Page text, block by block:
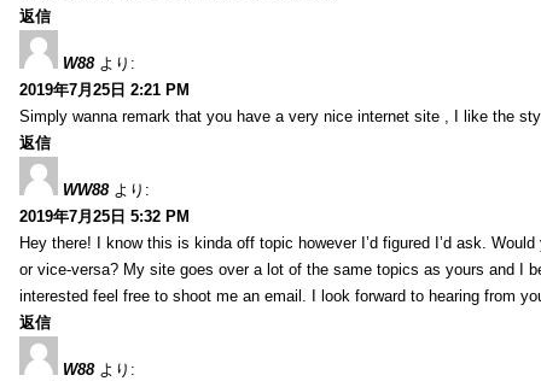
返信
W88 より:
2019年7月25日 2:21 PM
Simply wanna remark that you have a very nice internet site , I like the
返信
WW88 より:
2019年7月25日 5:32 PM
Hey there! I know this is kinda off topic however I’d figured I’d ask.
or vice-versa? My site goes over a lot of the same topics as yours and I
interested feel free to shoot me an email. I look forward to hearing from
返信
W88 より: